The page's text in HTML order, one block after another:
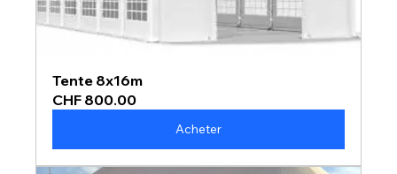
Tente 8x16m
CHF 800.00
Acheter